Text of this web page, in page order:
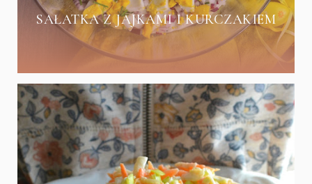
SAŁATKA Z JAJKAMI I KURCZAKIEM